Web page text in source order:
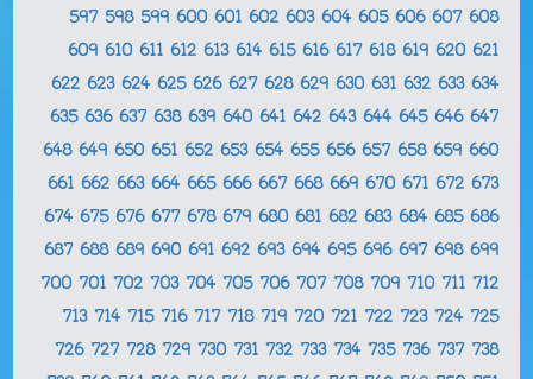
597 598 599 600 601 602 603 604 605 606 607 608
609 610 611 612 613 614 615 616 617 618 619 620 621
622 623 624 625 626 627 628 629 630 631 632 633 634
635 636 637 638 639 640 641 642 643 644 645 646 647
648 649 650 651 652 653 654 655 656 657 658 659 660
661 662 663 664 665 666 667 668 669 670 671 672 673
674 675 676 677 678 679 680 681 682 683 684 685 686
687 688 689 690 691 692 693 694 695 696 697 698 699
700 701 702 703 704 705 706 707 708 709 710 711 712
713 714 715 716 717 718 719 720 721 722 723 724 725
726 727 728 729 730 731 732 733 734 735 736 737 738